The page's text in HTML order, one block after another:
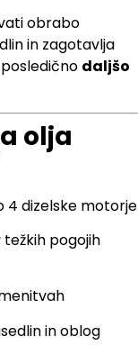
obrabo
in zagotavlja
daljšo
olja
4 dizelske motorje
pogojih
in oblog